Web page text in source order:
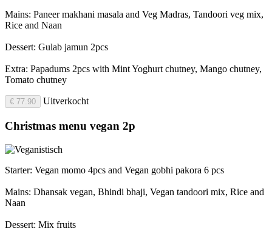
Mains: Paneer makhani masala and Veg Madras, Tandoori veg mix,
Rice and Naan
Dessert: Gulab jamun 2pcs
Extra: Papadums 2pcs with Mint Yoghurt chutney, Mango chutney,
Tomato chutney
€ 77.90 Uitverkocht
Christmas menu vegan 2p
Starter: Vegan momo 4pcs and Vegan gobhi pakora 6 pcs
Mains: Dhansak vegan, Bhindi bhaji, Vegan tandoori mix, Rice and
Naan
Dessert: Mix fruits